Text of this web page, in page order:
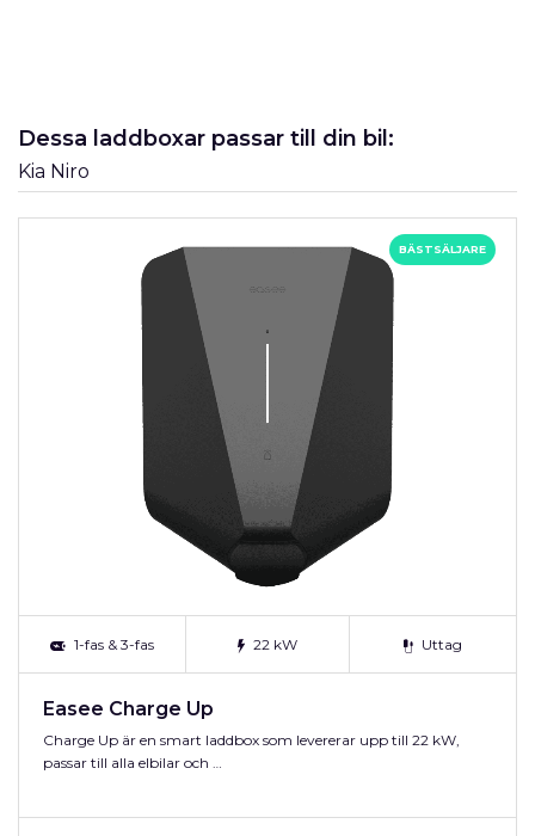
Dessa laddboxar passar till din bil:
Kia Niro
BÄSTSÄLJARE
1-fas & 3-fas 22 kW Uttag
Easee Charge Up
Charge Up är en smart laddbox som levererar upp till 22 kW,
passar till alla elbilar och …